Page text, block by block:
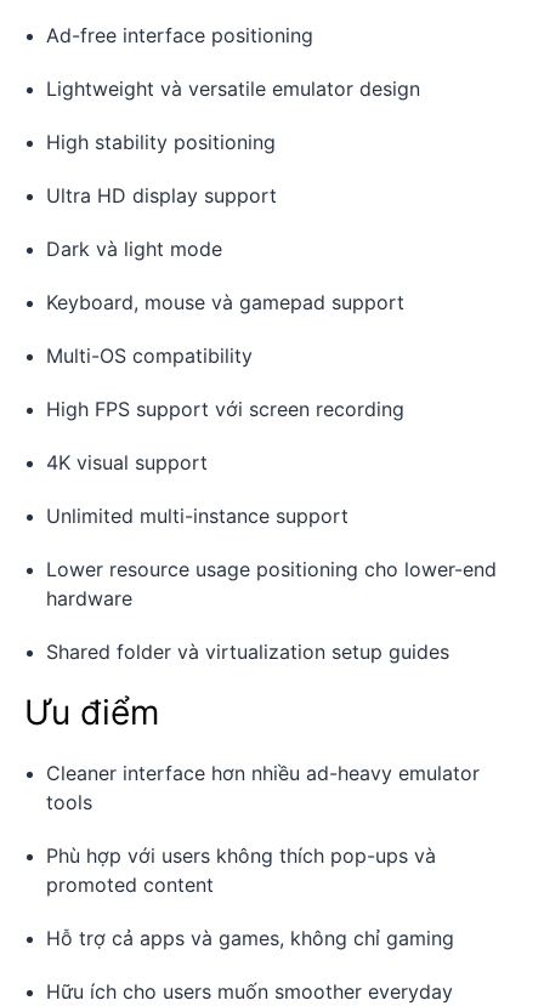
Ad-free interface positioning
Lightweight và versatile emulator design
High stability positioning
Ultra HD display support
Dark và light mode
Keyboard, mouse và gamepad support
Multi-OS compatibility
High FPS support với screen recording
4K visual support
Unlimited multi-instance support
Lower resource usage positioning cho lower-end
hardware
Shared folder và virtualization setup guides
Ưu điểm
Cleaner interface hơn nhiều ad-heavy emulator
tools
Phù hợp với users không thích pop-ups và
promoted content
Hỗ trợ cả apps và games, không chỉ gaming
Hữu ích cho users muốn smoother everyday